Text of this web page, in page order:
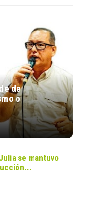
de
o
se mantuvo